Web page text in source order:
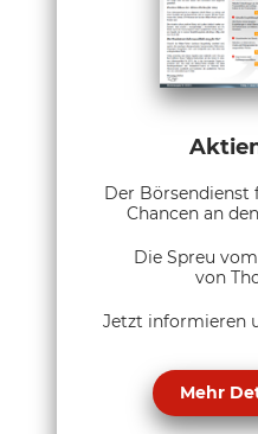
Der Börsendienst
Chancen an
Die Spreu
von
Jetzt informieren
Mehr